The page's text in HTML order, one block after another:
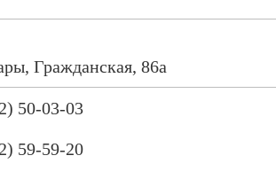
Гражданская, 86а
50-03-03
59-59-20